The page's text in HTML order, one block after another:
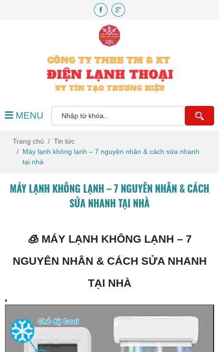
MENU
Trang chủ
Tin tức
Máy lạnh không lạnh – 7 nguyên nhân & cách sửa nhanh
tại nhà
MÁY LẠNH KHÔNG LẠNH – 7 NGUYÊN NHÂN & CÁCH
SỬA NHANH TẠI NHÀ
🧊 MÁY LẠNH KHÔNG LẠNH – 7
NGUYÊN NHÂN & CÁCH SỬA NHANH
TẠI NHÀ